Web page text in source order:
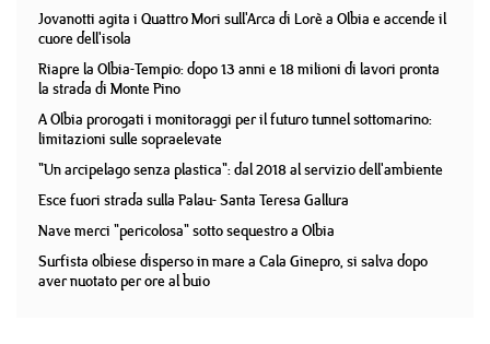
Jovanotti agita i Quattro Mori sull'Arca di Lorè a Olbia e accende il
cuore dell'isola
Riapre la Olbia-Tempio: dopo 13 anni e 18 milioni di lavori pronta
la strada di Monte Pino
A Olbia prorogati i monitoraggi per il futuro tunnel sottomarino:
limitazioni sulle sopraelevate
"Un arcipelago senza plastica": dal 2018 al servizio dell'ambiente
Esce fuori strada sulla Palau- Santa Teresa Gallura
Nave merci "pericolosa" sotto sequestro a Olbia
Surfista olbiese disperso in mare a Cala Ginepro, si salva dopo
aver nuotato per ore al buio